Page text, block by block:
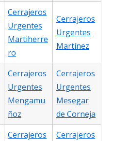
Cerrajeros
Urgentes
Martiherre
ro
Cerrajeros
Urgentes
Martínez
Cerrajeros
Urgentes
Mengamu
ñoz
Cerrajeros
Urgentes
Mesegar
de Corneja
Cerrajeros
Cerrajeros